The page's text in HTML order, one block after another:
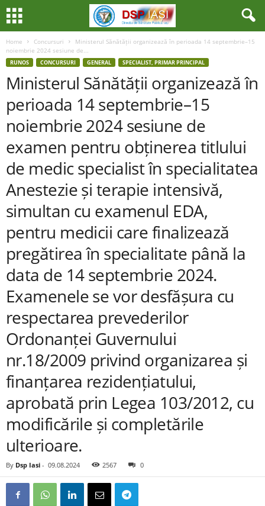
Home Concursuri
Ministerul Sănătății organizează în perioada 14 septembrie–15
noiembrie 2024 sesiune de...
RUNOS CONCURSURI GENERAL SPECIALIST, PRIMAR PRINCIPAL
Ministerul Sănătății organizează în
perioada 14 septembrie–15
noiembrie 2024 sesiune de
examen pentru obținerea titlului
de medic specialist în specialitatea
Anestezie și terapie intensivă,
simultan cu examenul EDA,
pentru medicii care finalizează
pregătirea în specialitate până la
data de 14 septembrie 2024.
Examenele se vor desfășura cu
respectarea prevederilor
Ordonanței Guvernului
nr.18/2009 privind organizarea și
finanțarea rezidențiatului,
aprobată prin Legea 103/2012, cu
modificările și completările
ulterioare.
By Dsp Iasi - 09.08.2024 2567 0